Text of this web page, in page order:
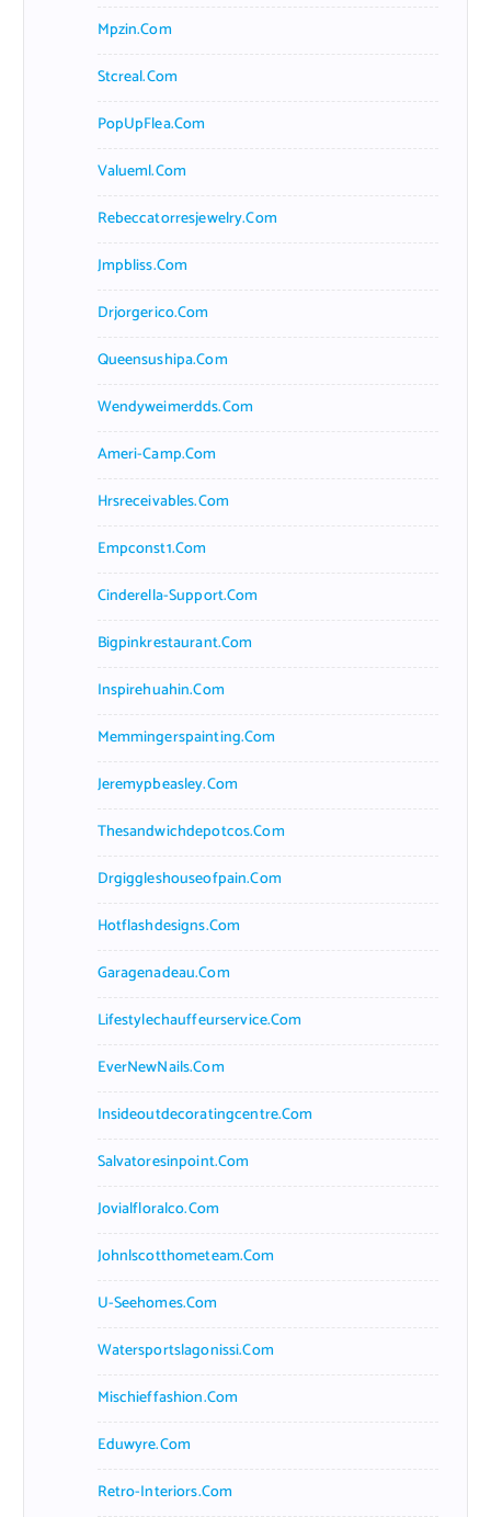
Mpzin.com
Stcreal.com
PopUpFlea.com
Valueml.com
Rebeccatorresjewelry.com
Jmpbliss.com
Drjorgerico.com
Queensushipa.com
Wendyweimerdds.com
Ameri-Camp.com
Hrsreceivables.com
Empconst1.com
Cinderella-Support.com
Bigpinkrestaurant.com
Inspirehuahin.com
Memmingerspainting.com
Jeremypbeasley.com
Thesandwichdepotcos.com
Drgiggleshouseofpain.com
Hotflashdesigns.com
Garagenadeau.com
Lifestylechauffeurservice.com
EverNewNails.com
Insideoutdecoratingcentre.com
Salvatoresinpoint.com
Jovialfloralco.com
Johnlscotthometeam.com
U-Seehomes.com
Watersportslagonissi.com
Mischieffashion.com
Eduwyre.com
Retro-Interiors.com